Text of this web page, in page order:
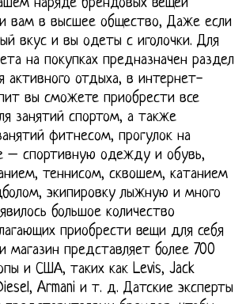
наряде брендовых вещей
вам в высшее общество, Даже если
вкус и вы одеты с иголочки. Для
на покупках предназначен раздел
активного отдыха, в интернет-
вы сможете приобрести все
занятий спортом, а также
фитнесом, прогулок на
– спортивную одежду и обувь,
теннисом, сквошем, катанием
экипировку лыжную и много
большое количество
приобрести вещи для себя
магазин представляет более 700
и США, таких как Levis, Jack
Armani и т. д. Датские эксперты